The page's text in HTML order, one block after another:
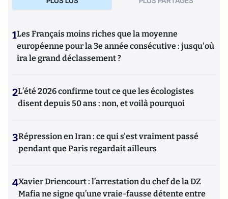
nazisme et des autres violences de masse au XXème siècle
ou l’histoire des relations internationales et des conflits
Benjamin Disraëli.
1Les Français moins riches que la moyenne
européenne pour la 3e année consécutive : jusqu'où
ira le grand déclassement ?
2L’été 2026 confirme tout ce que les écologistes
disent depuis 50 ans : non, et voilà pourquoi
3Répression en Iran : ce qui s'est vraiment passé
pendant que Paris regardait ailleurs
4Xavier Driencourt : l’arrestation du chef de la DZ
Mafia ne signe qu’une vraie-fausse détente entre